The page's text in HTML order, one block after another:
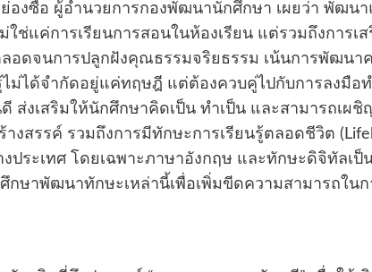
องซื่อ ผู้อำนวยการกองพัฒนานักศึกษา เผยว่า พัฒนา
ช่แค่การเรียนการสอนในห้องเรียน แต่รวมถึงการเส
อดจนการปลูกฝังคุณธรรมจริยธรรม เน้นการพัฒนา
ม่ได้จำกัดอยู่แค่ทฤษฎี แต่ต้องควบคู่ไปกับการลงมือท
ส่งเสริมให้นักศึกษาคิดเป็น ทำเป็น และสามารถเผ
งสรรค์ รวมถึงการมีทักษะการเรียนรู้ตลอดชีวิต
ประเทศ โดยเฉพาะภาษาอังกฤษ และทักษะดิจิทัลเป็
กษาพัฒนาทักษะเหล่านี้เพื่อเพิ่มขีดความสามารถในก